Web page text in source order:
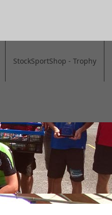
StockSportShop - Trophy